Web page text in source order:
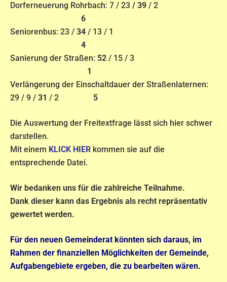
Dorferneuerung Rohrbach: 7 / 23 / 39 / 2
6
Seniorenbus: 23 / 34 / 13 / 1
4
Sanierung der Straßen: 52 / 15 / 3
1
Verlängerung der Einschaltdauer der Straßenlaternen:
29 / 9 / 31 / 2 5
Die Auswertung der Freitextfrage lässt sich hier schwer
darstellen.
Mit einem KLICK HIER kommen sie auf die
entsprechende Datei.
Wir bedanken uns für die zahlreiche Teilnahme.
Dank dieser kann das Ergebnis als recht repräsentativ
gewertet werden.
Für den neuen Gemeinderat könnten sich daraus, im
Rahmen der finanziellen Möglichkeiten der Gemeinde,
Aufgabengebiete ergeben, die zu bearbeiten wären.